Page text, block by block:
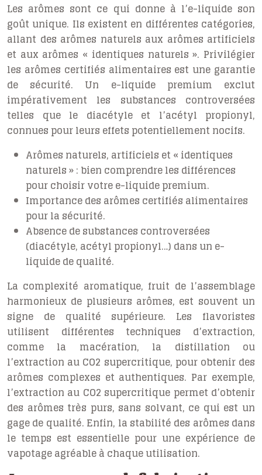
Les arômes sont ce qui donne à l’e-liquide son
goût unique. Ils existent en différentes catégories,
allant des arômes naturels aux arômes artificiels
et aux arômes « identiques naturels ». Privilégier
les arômes certifiés alimentaires est une garantie
de sécurité. Un e-liquide premium exclut
impérativement les substances controversées
telles que le diacétyle et l’acétyl propionyl,
connues pour leurs effets potentiellement nocifs.
Arômes naturels, artificiels et « identiques
naturels » : bien comprendre les différences
pour choisir votre e-liquide premium.
Importance des arômes certifiés alimentaires
pour la sécurité.
Absence de substances controversées
(diacétyle, acétyl propionyl…) dans un e-
liquide de qualité.
La complexité aromatique, fruit de l’assemblage
harmonieux de plusieurs arômes, est souvent un
signe de qualité supérieure. Les flavoristes
utilisent différentes techniques d’extraction,
comme la macération, la distillation ou
l’extraction au CO2 supercritique, pour obtenir des
arômes complexes et authentiques. Par exemple,
l’extraction au CO2 supercritique permet d’obtenir
des arômes très purs, sans solvant, ce qui est un
gage de qualité. Enfin, la stabilité des arômes dans
le temps est essentielle pour une expérience de
vapotage agréable à chaque utilisation.